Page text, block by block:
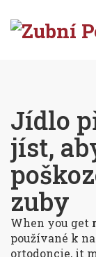
Jídlo
jíst,
zuby
When you get
používané k
ortodoncie, it